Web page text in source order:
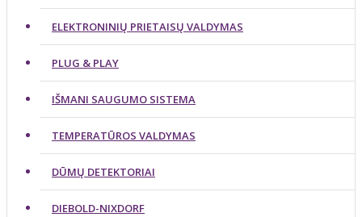
ELEKTRONINIŲ PRIETAISŲ VALDYMAS
PLUG & PLAY
IŠMANI SAUGUMO SISTEMA
TEMPERATŪROS VALDYMAS
DŪMŲ DETEKTORIAI
DIEBOLD-NIXDORF